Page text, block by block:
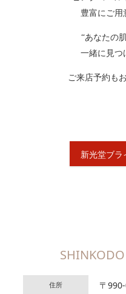
豊富にご用
“あなたの
一緒に見つ
ご来店予約も
新光堂ブ
住所 〒